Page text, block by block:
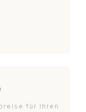
für Ihren